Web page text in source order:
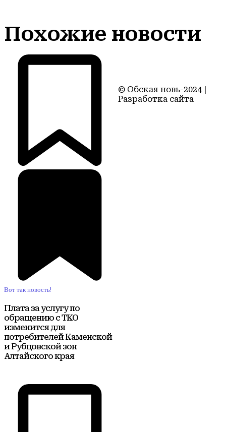
Похожие новости
Вот так новость!
Плата за услугу по
обращению с ТКО
изменится для
потребителей Каменской
и Рубцовской зон
Алтайского края
© Обская новь-2024 |
Разработка сайта